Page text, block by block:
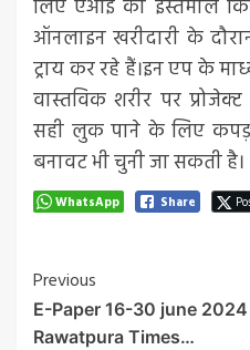
लिए एआई का इस्तेमाल
ऑनलाइन खरीदारी के
ट्राय कर रहे हैं।इन एप के
वास्तविक शरीर पर
सही लुक पाने के लिए
बनावट भी चुनी जा सकती है।
WhatsApp Share
Post
Navigation
Previous
E-Paper 16-30 june
Rawatpura Times…